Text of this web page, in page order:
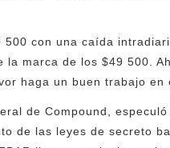
con una caída
la marca de los $49 500.
haga un buen trabajo
de Compound,
de las leyes de secreto